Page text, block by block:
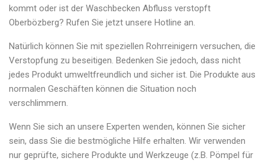
kommt oder ist der Waschbecken Abfluss verstopft
Oberbözberg? Rufen Sie jetzt unsere Hotline an.
Natürlich können Sie mit speziellen Rohrreinigern versuchen, die
Verstopfung zu beseitigen. Bedenken Sie jedoch, dass nicht
jedes Produkt umweltfreundlich und sicher ist. Die Produkte aus
normalen Geschäften können die Situation noch
verschlimmern.
Wenn Sie sich an unsere Experten wenden, können Sie sicher
sein, dass Sie die bestmögliche Hilfe erhalten. Wir verwenden
nur geprüfte, sichere Produkte und Werkzeuge (z.B. Pömpel für